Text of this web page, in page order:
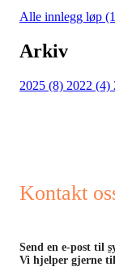
Alle innlegg løp
Arkiv
2025 (8) 2022 (4)
Kontakt
Send en e-post til
Vi hjelper gjerne